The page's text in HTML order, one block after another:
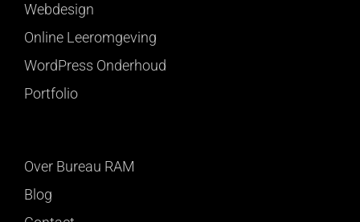
Webdesign
Online Leeromgeving
WordPress Onderhoud
Portfolio
Over Bureau RAM
Blog